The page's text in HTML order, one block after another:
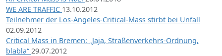
WE ARE TRAFFIC 13.10.2012
Teilnehmer der Los-Angeles-Critical-Mass stirbt bei Unfall
02.09.2012
Critical Mass in Bremen: „Jaja, Straßenverkehrs-Ordnung,
blabla“ 29.07.2012